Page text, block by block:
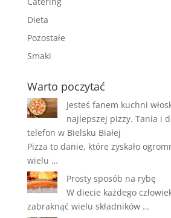
Dieta
Pozostałe
Smaki
Warto poczytać
Jesteś fanem kuchni
najlepszej pizzy. Tania i
telefon w Bielsku Białej
Pizza to danie, które zyskało
wielu …
Prosty sposób na rybę
W diecie każdego
zabraknąć wielu składników …